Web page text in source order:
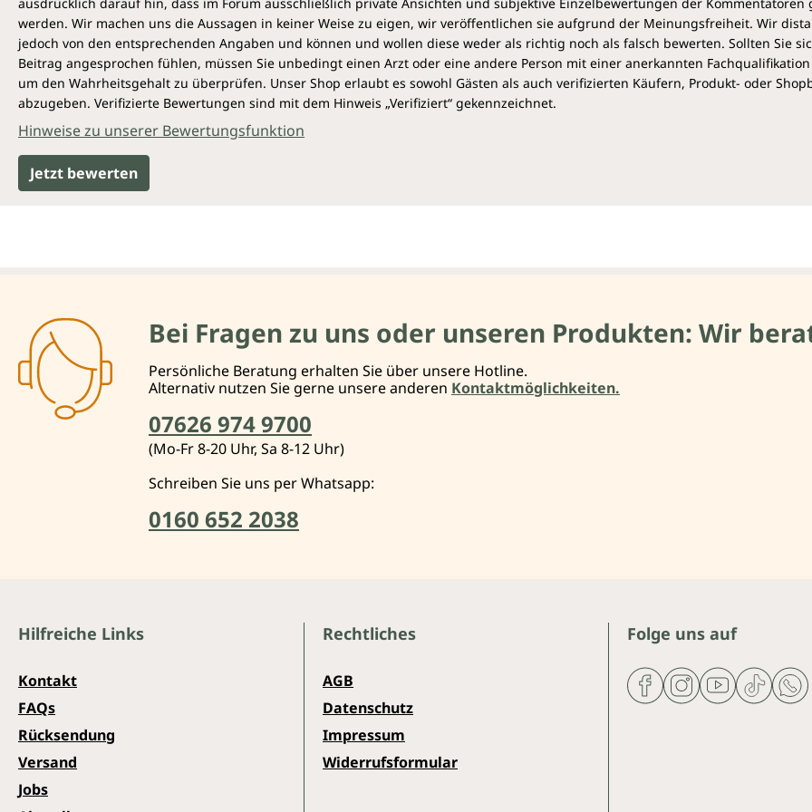
werden. Wir machen uns die Aussagen in keiner Weise zu eigen, wir veröffentlichen sie aufgrund der Meinungsfreiheit. Wir
jedoch von den entsprechenden Angaben und können und wollen diese weder als richtig noch als falsch bewerten. Sollten Sie
Beitrag angesprochen fühlen, müssen Sie unbedingt einen Arzt oder eine andere Person mit einer anerkannten
um den Wahrheitsgehalt zu überprüfen. Unser Shop erlaubt es sowohl Gästen als auch verifizierten Käufern, Produkt- oder
abzugeben. Verifizierte Bewertungen sind mit dem Hinweis „Verifiziert“ gekennzeichnet.
Hinweise zu unserer Bewertungsfunktion
Jetzt bewerten
Bei Fragen zu uns oder unseren Produkten: Wir
Persönliche Beratung erhalten Sie über unsere Hotline.
Alternativ nutzen Sie gerne unsere anderen Kontaktmöglichkeiten.
07626 974 9700
(Mo-Fr 8-20 Uhr, Sa 8-12 Uhr)
Schreiben Sie uns per Whatsapp:
0160 652 2038
Folge uns auf
Hilfreiche Links
Kontakt
FAQs
Rücksendung
Versand
Jobs
Rechtliches
AGB
Datenschutz
Impressum
Widerrufsformular